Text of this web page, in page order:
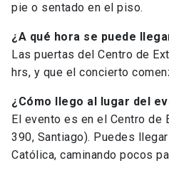
pie o sentado en el piso.
¿A qué hora se puede
Las puertas del Centro de
hrs, y que el concierto
¿Cómo llego al lugar del
El evento es en el Centro de
390, Santiago). Puedes
Católica, caminando pocos